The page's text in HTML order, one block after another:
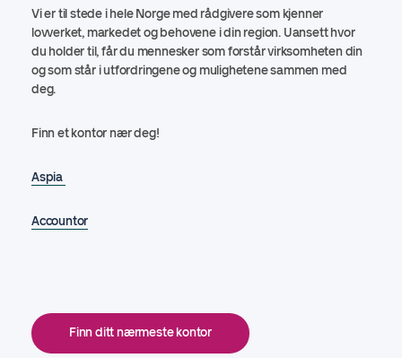
Vi er til stede i hele Norge med rådgivere som kjenner
lovverket, markedet og behovene i din region. Uansett hvor
du holder til, får du mennesker som forstår virksomheten din
og som står i utfordringene og mulighetene sammen med
deg.
Finn et kontor nær deg!
Aspia
Accountor
Finn ditt nærmeste kontor